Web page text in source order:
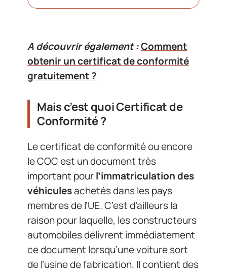
A découvrir également :Comment
obtenir un certificat de conformité
gratuitement ?
Mais c’est quoi Certificat de
Conformité ?
Le certificat de conformité ou encore
le COC est un document très
important pourl’immatriculation des
véhiculesachetés dans les pays
membres de l’UE. C’est d’ailleurs la
raison pour laquelle, les constructeurs
automobiles délivrent immédiatement
ce document lorsqu’une voiture sort
de l’usine de fabrication. Il contient des